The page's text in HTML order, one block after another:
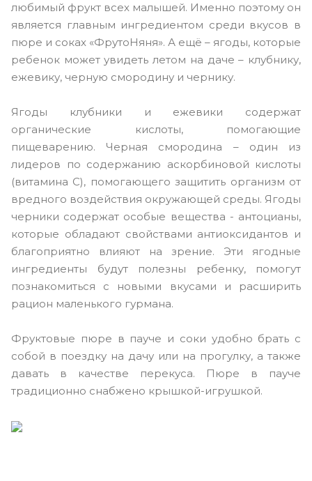
любимый фрукт всех малышей. Именно поэтому он
является главным ингредиентом среди вкусов в
пюре и соках «ФрутоНяня». А ещё – ягоды, которые
ребенок может увидеть летом на даче – клубнику,
ежевику, черную смородину и чернику.
Ягоды клубники и ежевики содержат
органические кислоты, помогающие
пищеварению. Черная смородина – один из
лидеров по содержанию аскорбиновой кислоты
(витамина С), помогающего защитить организм от
вредного воздействия окружающей среды. Ягоды
черники содержат особые вещества - антоцианы,
которые обладают свойствами антиоксидантов и
благоприятно влияют на зрение. Эти ягодные
ингредиенты будут полезны ребенку, помогут
познакомиться с новыми вкусами и расширить
рацион маленького гурмана.
Фруктовые пюре в пауче и соки удобно брать с
собой в поездку на дачу или на прогулку, а также
давать в качестве перекуса. Пюре в пауче
традиционно снабжено крышкой-игрушкой.